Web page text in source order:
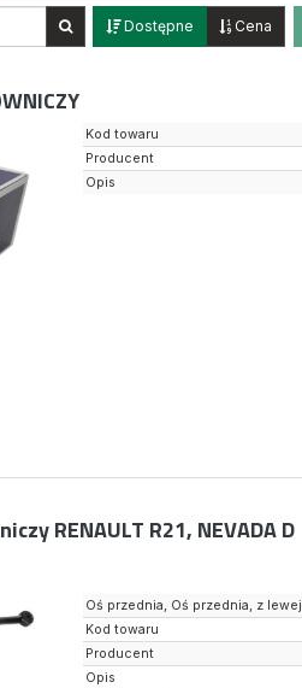
Dostępne Cena
Kod towaru
Producent
Opis
RENAULT R21, NEVADA D
Oś przednia, Oś przednia, z lewej
Kod towaru
Producent
Opis